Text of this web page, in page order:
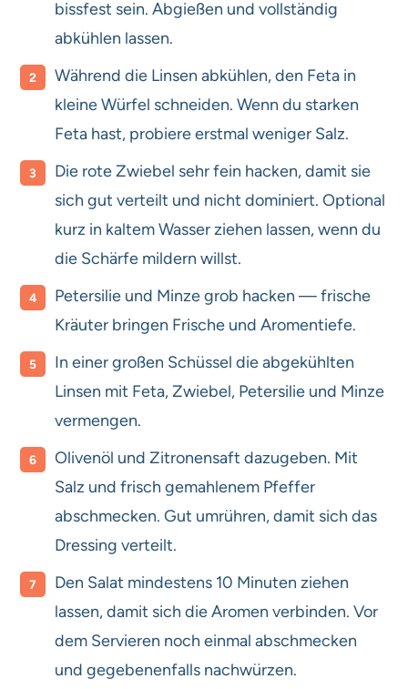
bissfest sein. Abgießen und vollständig
abkühlen lassen.
Während die Linsen abkühlen, den Feta in
kleine Würfel schneiden. Wenn du starken
Feta hast, probiere erstmal weniger Salz.
Die rote Zwiebel sehr fein hacken, damit sie
sich gut verteilt und nicht dominiert. Optional
kurz in kaltem Wasser ziehen lassen, wenn du
die Schärfe mildern willst.
Petersilie und Minze grob hacken — frische
Kräuter bringen Frische und Aromentiefe.
In einer großen Schüssel die abgekühlten
Linsen mit Feta, Zwiebel, Petersilie und Minze
vermengen.
Olivenöl und Zitronensaft dazugeben. Mit
Salz und frisch gemahlenem Pfeffer
abschmecken. Gut umrühren, damit sich das
Dressing verteilt.
Den Salat mindestens 10 Minuten ziehen
lassen, damit sich die Aromen verbinden. Vor
dem Servieren noch einmal abschmecken
und gegebenenfalls nachwürzen.